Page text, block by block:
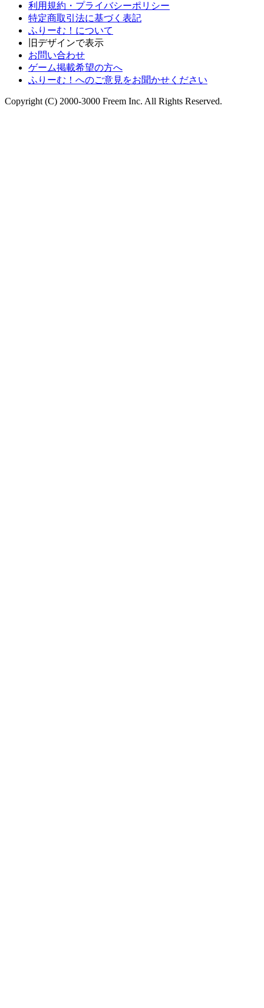
利用規約・プライバシーポリシー
特定商取引法に基づく表記
ふりーむ！について
旧デザインで表示
お問い合わせ
ゲーム掲載希望の方へ
ふりーむ！へのご意見をお聞かせください
Copyright (C) 2000-3000 Freem Inc. All Rights Reserved.